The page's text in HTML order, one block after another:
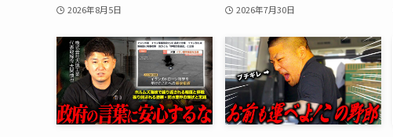
2026年8月5日 2026年7月30日